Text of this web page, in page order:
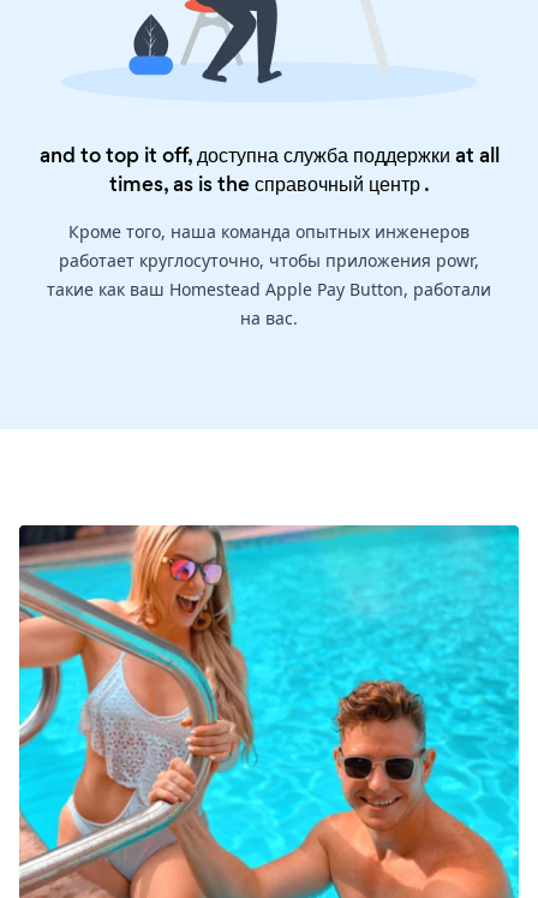
and to top it off, доступна служба поддержки at all
times, as is theсправочный центр.
Кроме того, наша команда опытных инженеров
работает круглосуточно, чтобы приложения powr,
такие как ваш Homestead Apple Pay Button, работали
на вас.